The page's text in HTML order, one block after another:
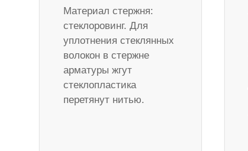
Материал стержня:
стеклоровинг. Для
уплотнения стеклянных
волокон в стержне
арматуры жгут
стеклопластика
перетянут нитью.